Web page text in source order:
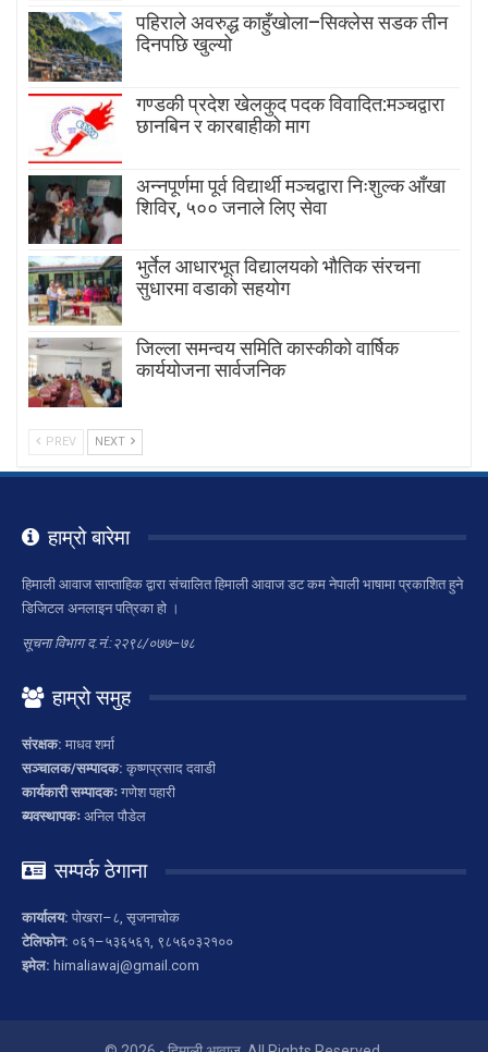
पहिराले अवरुद्ध काहुँखोला–सिक्लेस सडक तीन
दिनपछि खुल्यो
गण्डकी प्रदेश खेलकुद पदक विवादित:मञ्चद्वारा
छानबिन र कारबाहीको माग
अन्नपूर्णमा पूर्व विद्यार्थी मञ्चद्वारा निःशुल्क आँखा
शिविर, ५०० जनाले लिए सेवा
भुर्तेल आधारभूत विद्यालयको भौतिक संरचना
सुधारमा वडाको सहयोग
जिल्ला समन्वय समिति कास्कीको वार्षिक
कार्ययोजना सार्वजनिक
PREV NEXT
हाम्रो बारेमा
हिमाली आवाज साप्ताहिक द्वारा संचालित हिमाली आवाज डट कम नेपाली भाषामा प्रकाशित हुने
डिजिटल अनलाइन पत्रिका हो ।
सूचना विभाग द.नं.:२२९८/०७७–७८
हाम्रो समुह
संरक्षक: माधव शर्मा
सञ्चालक/सम्पादक: कृष्णप्रसाद दवाडी
कार्यकारी सम्पादकः गणेश पहारी
ब्यवस्थापकः अनिल पौडेल
सम्पर्क ठेगाना
कार्यालय: पोखरा–८, सृजनाचोक
टेलिफोन: ०६१–५३६५६१, ९८५६०३२१००
इमेल: himaliawaj@gmail.com